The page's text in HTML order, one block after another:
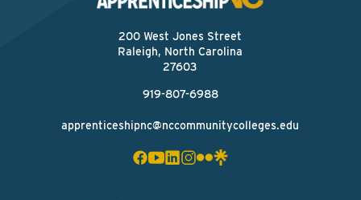
200 West Jones Street
Raleigh, North Carolina
27603
919-807-6988
apprenticeshipnc@nccommunitycolleges.edu